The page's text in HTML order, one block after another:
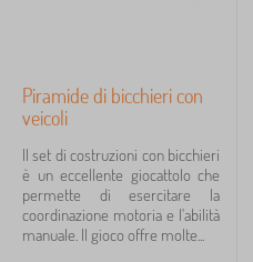
Piramide di bicchieri con
veicoli
Il set di costruzioni con bicchieri
è un eccellente giocattolo che
permette di esercitare la
coordinazione motoria e l'abilità
manuale. Il gioco offre molte...